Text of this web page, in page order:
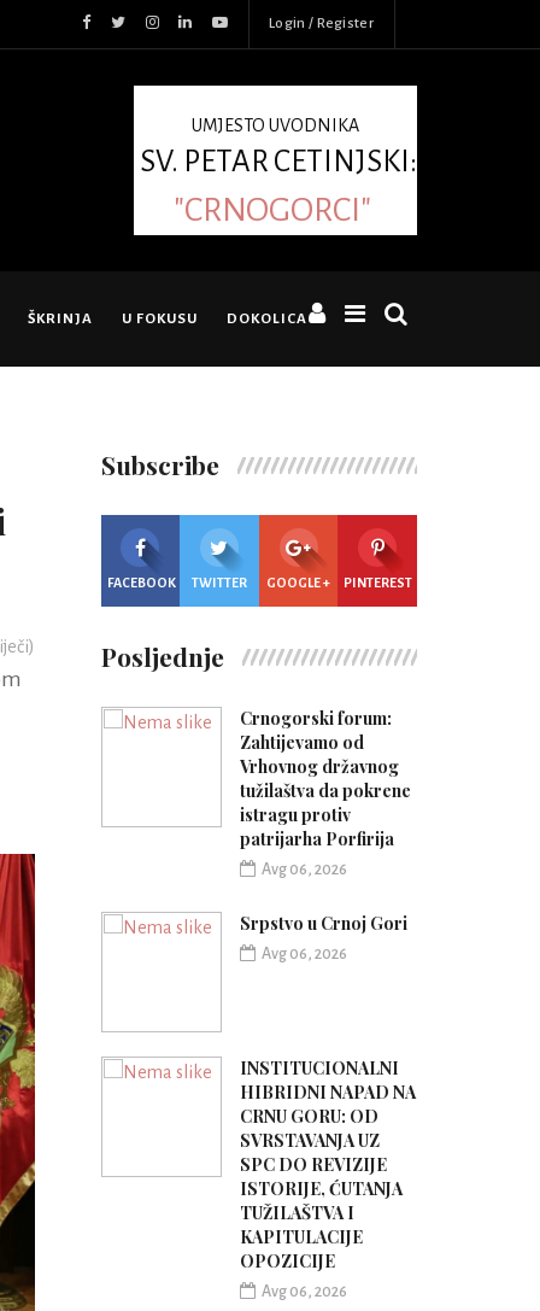
Login / Register
UMJESTO UVODNIKA
SV. PETAR CETINJSKI:
"CRNOGORCI"
ŠKRINJA U FOKUSU DOKOLICA
Subscribe
FACEBOOK TWITTER GOOGLE + PINTEREST
Posljednje
Crnogorski forum:
Zahtijevamo od
Vrhovnog državnog
tužilaštva da pokrene
istragu protiv
patrijarha Porfirija
Avg 06, 2026
Srpstvo u Crnoj Gori
Avg 06, 2026
INSTITUCIONALNI
HIBRIDNI NAPAD NA
CRNU GORU: OD
SVRSTAVANJA UZ
SPC DO REVIZIJE
ISTORIJE, ĆUTANJA
TUŽILAŠTVA I
KAPITULACIJE
OPOZICIJE
Avg 06, 2026